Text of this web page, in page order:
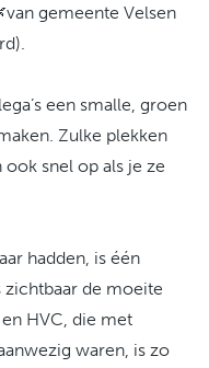
gemeente Velsen
een smalle, groen
Zulke plekken
snel op als je ze
hadden, is één
zichtbaar de moeite
HVC, die met
waren, is zo